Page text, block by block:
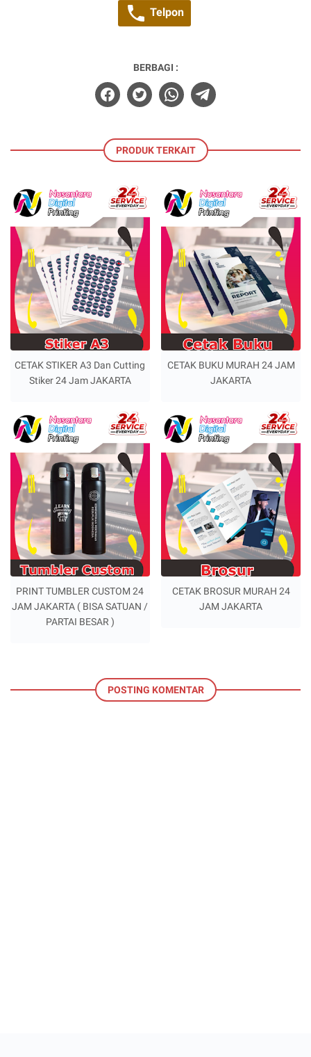
Telpon
BERBAGI :
PRODUK TERKAIT
CETAK STIKER A3 Dan Cutting
Stiker 24 Jam JAKARTA
CETAK BUKU MURAH 24 JAM
JAKARTA
PRINT TUMBLER CUSTOM 24
JAM JAKARTA ( BISA SATUAN /
PARTAI BESAR )
CETAK BROSUR MURAH 24
JAM JAKARTA
POSTING KOMENTAR